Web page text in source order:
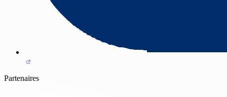
Partenaires